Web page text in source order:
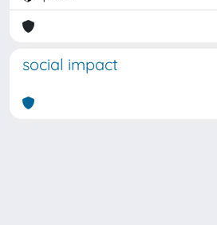
social impact